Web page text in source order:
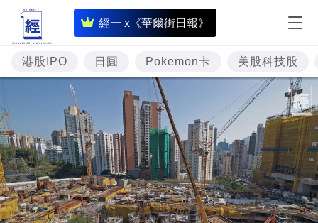
經一 x《華爾街日報》
即
時
財
經
題
投
資
樓
市
港股IPO 日圓 Pokemon卡 美股科技股